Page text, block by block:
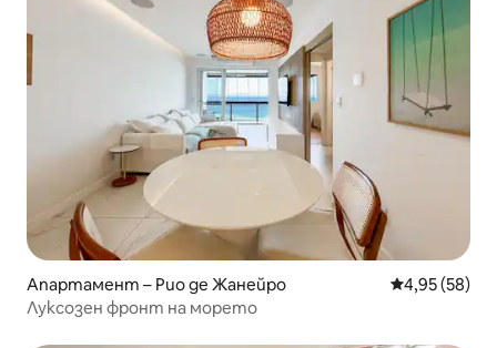
Апартамент – Рио де Жанейро Средна
4,95 (58)
Луксозен фронт на морето